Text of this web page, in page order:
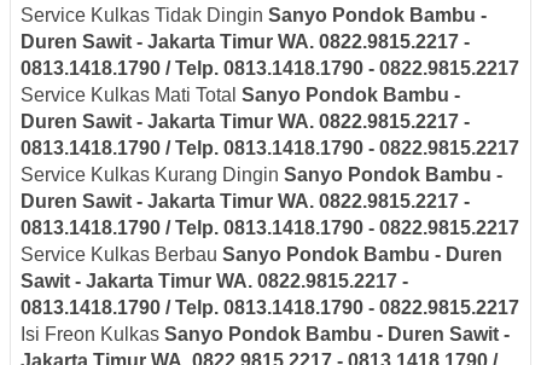
Service Kulkas Tidak Dingin Sanyo Pondok Bambu -
Duren Sawit - Jakarta Timur WA. 0822.9815.2217 -
0813.1418.1790 / Telp. 0813.1418.1790 - 0822.9815.2217
Service Kulkas Mati Total Sanyo Pondok Bambu -
Duren Sawit - Jakarta Timur WA. 0822.9815.2217 -
0813.1418.1790 / Telp. 0813.1418.1790 - 0822.9815.2217
Service Kulkas Kurang Dingin Sanyo Pondok Bambu -
Duren Sawit - Jakarta Timur WA. 0822.9815.2217 -
0813.1418.1790 / Telp. 0813.1418.1790 - 0822.9815.2217
Service Kulkas Berbau Sanyo Pondok Bambu - Duren
Sawit - Jakarta Timur WA. 0822.9815.2217 -
0813.1418.1790 / Telp. 0813.1418.1790 - 0822.9815.2217
Isi Freon Kulkas Sanyo Pondok Bambu - Duren Sawit -
Jakarta Timur WA. 0822.9815.2217 - 0813.1418.1790 /